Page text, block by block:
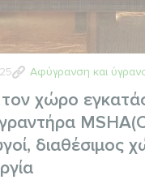
Αφύγρανση και
τον χώρο
διαθέσιμος